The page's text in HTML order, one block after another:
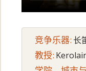
竞争乐器: 长
教授: